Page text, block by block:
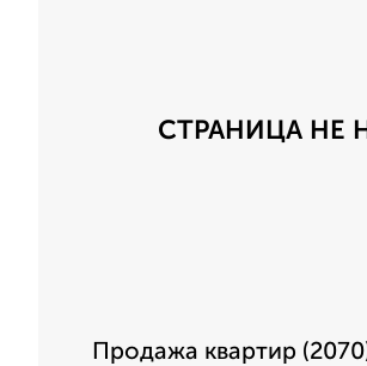
СТРАНИЦА НЕ
Продажа квартир